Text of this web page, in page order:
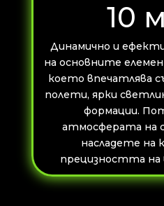
10
Динамично и
на основните
което впечатлява
полети, ярки
формации.
атмосферата на
насладете на
прецизността на